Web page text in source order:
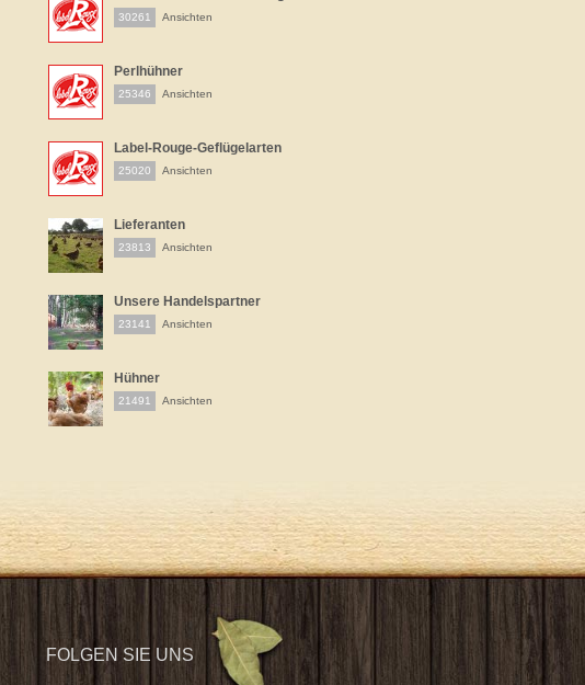
30261 Ansichten
Perlhühner
25346 Ansichten
Label-Rouge-Geflügelarten
25020 Ansichten
Lieferanten
23813 Ansichten
Unsere Handelspartner
23141 Ansichten
Hühner
21491 Ansichten
FOLGEN SIE UNS